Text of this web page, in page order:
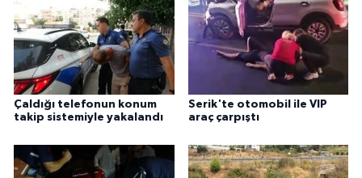
Çaldığı telefonun konum
takip sistemiyle yakalandı
Serik'te otomobil ile VIP
araç çarpıştı